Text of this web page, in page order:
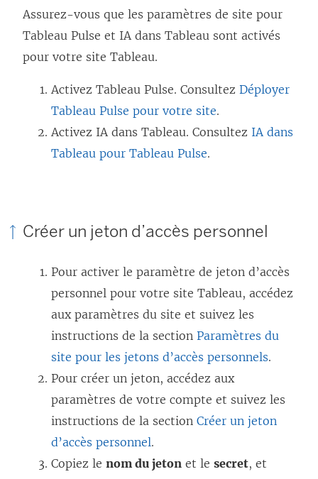
Assurez-vous que les paramètres de site pour
Tableau Pulse et IA dans Tableau sont activés
pour votre site Tableau.
Activez Tableau Pulse. Consultez Déployer
Tableau Pulse pour votre site.
Activez IA dans Tableau. Consultez IA dans
Tableau pour Tableau Pulse.
Créer un jeton d’accès personnel
Pour activer le paramètre de jeton d’accès
personnel pour votre site Tableau, accédez
aux paramètres du site et suivez les
instructions de la section Paramètres du
site pour les jetons d’accès personnels.
Pour créer un jeton, accédez aux
paramètres de votre compte et suivez les
instructions de la section Créer un jeton
d’accès personnel.
Copiez le nom du jeton et le secret, et